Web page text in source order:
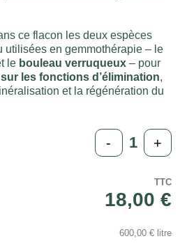
ce flacon les deux espèces
utilisées en gemmothérapie – le
le bouleau verruqueux – pour
les fonctions d’élimination,
et la régénération du
- +
TTC
18,00 €
600,00 € litre